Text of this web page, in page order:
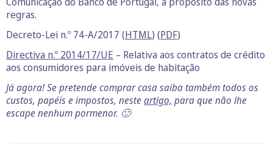
regras.
Decreto-Lei n.º 74-A/2017 (HTML) (PDF)
Directiva n.º 2014/17/UE – Relativa aos contratos de crédito
aos consumidores para imóveis de habitação
Já agora! Se pretende comprar casa saiba também todos os
custos, papéis e impostos, nesteartigo, para que não lhe
escape nenhum pormenor. 🙂